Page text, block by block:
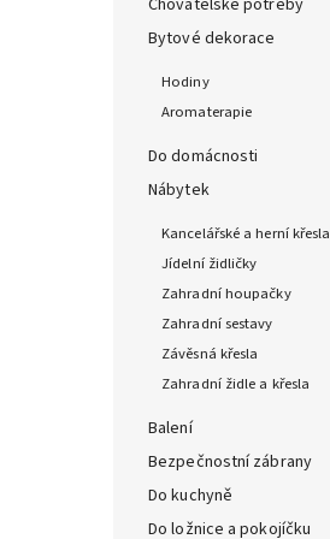
Chovatelské potřeby
Bytové dekorace
Hodiny
Aromaterapie
Do domácnosti
Nábytek
Kancelářské a herní křesla
Jídelní židličky
Zahradní houpačky
Zahradní sestavy
Závěsná křesla
Zahradní židle a křesla
Balení
Bezpečnostní zábrany
Do kuchyně
Do ložnice a pokojíčku